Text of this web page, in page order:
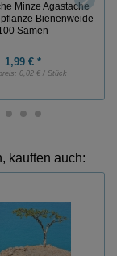
Minze Agastache
Bienenweide
Samen
1,99 € *
0,02 € / Stück
kauften auch: